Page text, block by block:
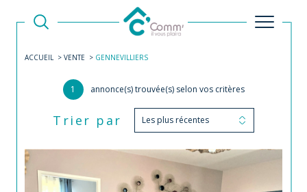
ACCUEIL VENTE GENNEVILLIERS
1 annonce(s) trouvée(s) selon vos critères
Trier par Les plus récentes